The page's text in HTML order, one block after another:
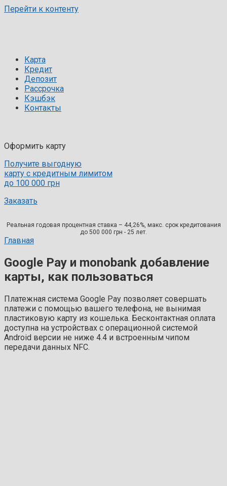
Перейти к контенту
Карта
Кредит
Депозит
Рассрочка
Кэшбэк
Контакты
Оформить карту
Получите выгодную
карту с кредитным лимитом
до 100 000 грн
Заказать
Реальная годовая процентная ставка – 44,26%, макс. срок кредитования
до 500 000 грн - 25 лет.
Главная
Google Pay и monobank добавление
карты, как пользоваться
Платежная система Google Pay позволяет совершать
платежи с помощью вашего телефона, не вынимая
пластиковую карту из кошелька. Бесконтактная оплата
доступна на устройствах с операционной системой
Android версии не ниже 4.4 и встроенным чипом
передачи данных NFC.